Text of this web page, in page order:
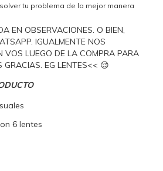
tu problema de la mejor manera
EN OBSERVACIONES. O BIEN,
IGUALMENTE NOS
VOS LUEGO DE LA COMPRA PARA
GRACIAS. EG LENTES<< 😌
6 lentes